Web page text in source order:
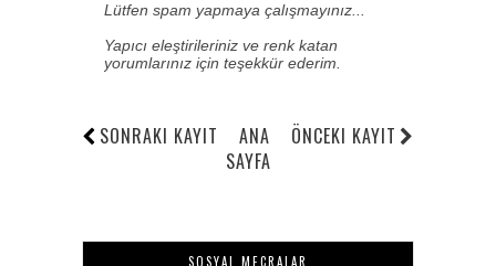
Lütfen spam yapmaya çalışmayınız...
Yapıcı eleştirileriniz ve renk katan
yorumlarınız için teşekkür ederim.
SONRAKI KAYIT ÖNCEKI KAYIT
ANA
SAYFA
SOSYAL MECRALAR